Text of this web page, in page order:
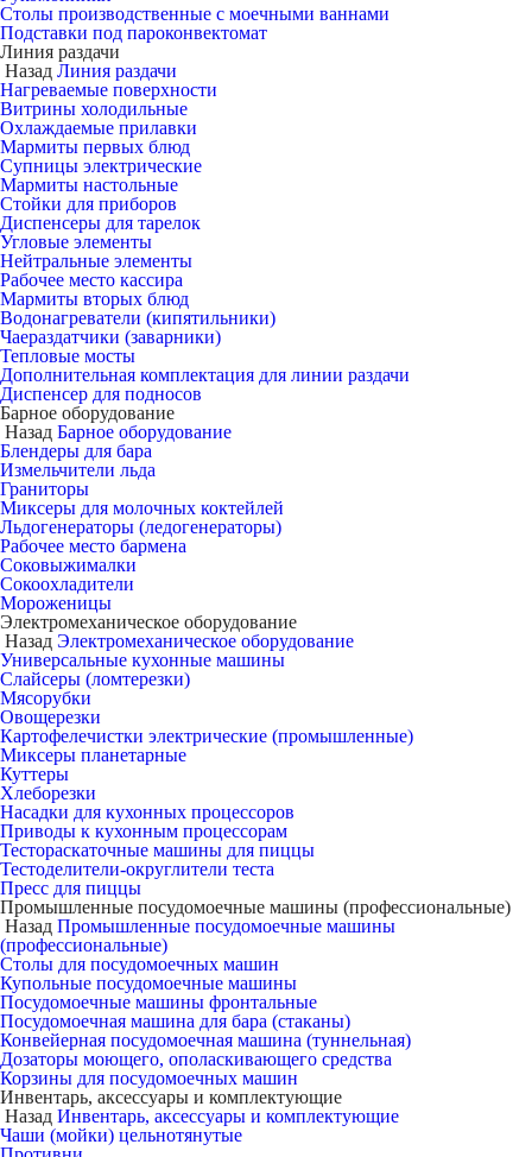
Столы производственные с моечными ваннами
Подставки под пароконвектомат
Линия раздачи
Назад Линия раздачи
Нагреваемые поверхности
Витрины холодильные
Охлаждаемые прилавки
Мармиты первых блюд
Супницы электрические
Мармиты настольные
Стойки для приборов
Диспенсеры для тарелок
Угловые элементы
Нейтральные элементы
Рабочее место кассира
Мармиты вторых блюд
Водонагреватели (кипятильники)
Чаераздатчики (заварники)
Тепловые мосты
Дополнительная комплектация для линии раздачи
Диспенсер для подносов
Барное оборудование
Назад Барное оборудование
Блендеры для бара
Измельчители льда
Граниторы
Миксеры для молочных коктейлей
Льдогенераторы (ледогенераторы)
Рабочее место бармена
Соковыжималки
Сокоохладители
Мороженицы
Электромеханическое оборудование
Назад Электромеханическое оборудование
Универсальные кухонные машины
Слайсеры (ломтерезки)
Мясорубки
Овощерезки
Картофелечистки электрические (промышленные)
Миксеры планетарные
Куттеры
Хлеборезки
Насадки для кухонных процессоров
Приводы к кухонным процессорам
Тестораскаточные машины для пиццы
Тестоделители-округлители теста
Пресс для пиццы
Промышленные посудомоечные машины (профессиональные)
Назад Промышленные посудомоечные машины
(профессиональные)
Столы для посудомоечных машин
Купольные посудомоечные машины
Посудомоечные машины фронтальные
Посудомоечная машина для бара (стаканы)
Конвейерная посудомоечная машина (туннельная)
Дозаторы моющего, ополаскивающего средства
Корзины для посудомоечных машин
Инвентарь, аксессуары и комплектующие
Назад Инвентарь, аксессуары и комплектующие
Чаши (мойки) цельнотянутые